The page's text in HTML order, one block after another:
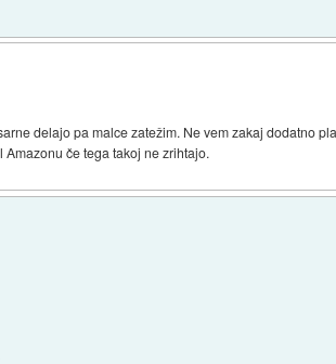
delajo pa malce zatežim. Ne vem zakaj dodatno
če tega takoj ne zrihtajo.